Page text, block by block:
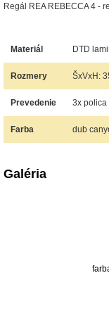
Regál REA REBECCA 4 -
Materiál DTD
Rozmery ŠxVxH:
Prevedenie 3x polica
Farba dub
Galéria